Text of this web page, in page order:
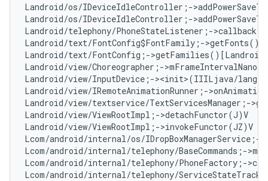
Landroid/os/IDeviceIdleController;-
Landroid/os/IDeviceIdleController;-
Landroid/telephony/PhoneStateListener;-
Landroid/text/FontConfig$FontFamily;-
Landroid/text/FontConfig;-
Landroid/view/Choreographer;-
Landroid/view/InputDevice;-><init>(IIILjava/lang/
Landroid/view/IRemoteAnimationRunner;-
Landroid/view/textservice/TextServicesManager;-
Landroid/view/ViewRootImpl;->detachFunctor(J)V
Landroid/view/ViewRootImpl;->invokeFunctor(JZ)V
Lcom/android/internal/os/
Lcom/android/internal/telephony/BaseCommands;-
Lcom/android/internal/telephony/PhoneFactory;-
Lcom/android/internal/telephony/